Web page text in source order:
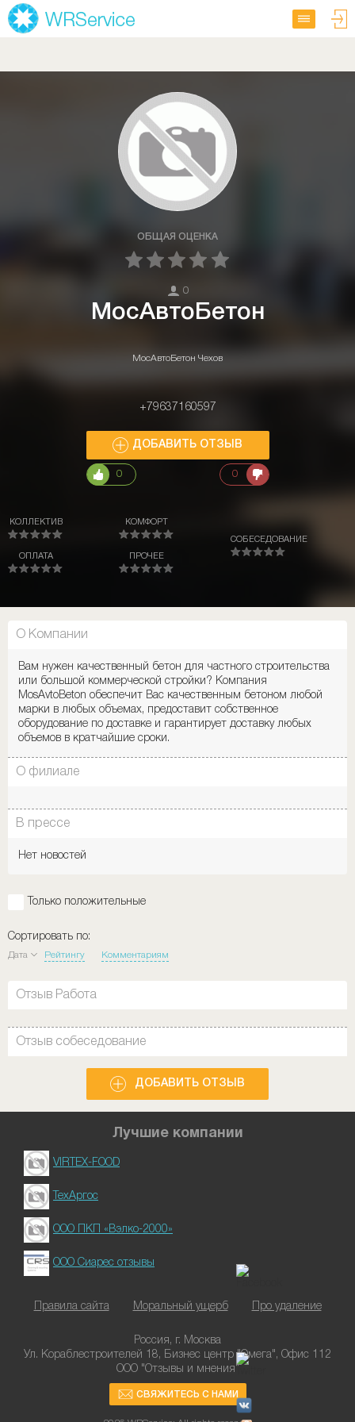
ОБЩАЯ ОЦЕНКА
0
МосАвтоБетон
МосАвтоБетон Чехов
+79637160597
ДОБАВИТЬ ОТЗЫВ
0 0
КОЛЛЕКТИВ
ОПЛАТА
КОМФОРТ
ПРОЧЕЕ
СОБЕСЕДОВАНИЕ
О Компании
Вам нужен качественный бетон для частного строительства
или большой коммерческой стройки? Компания
MosAvtoBeton обеспечит Вас качественным бетоном любой
марки в любых объемах, предоставит собственное
оборудование по доставке и гарантирует доставку любых
объемов в кратчайшие сроки.
О филиале
В прессе
Нет новостей
Только положительные
Сортировать по:
Дата Рейтингу Комментариям
Отзыв Работа
Отзыв собеседование
ДОБАВИТЬ ОТЗЫВ
Лучшие компании
VIRTEX-FOOD
ТехАргос
ООО ПКП «Вэлко-2000»
ООО Сиарес отзывы
Правила сайта Моральный ущерб Про удаление
Россия, г. Москва
Ул. Кораблестроителей 18, Бизнес центр "Омега", Офис 112
ООО "Отзывы и мнения"
СВЯЖИТЕСЬ С НАМИ